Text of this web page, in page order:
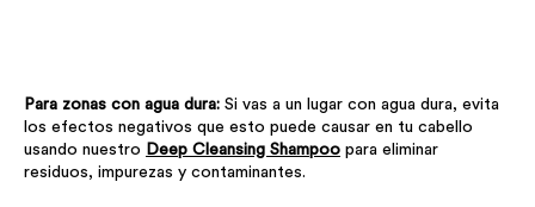
Para zonas con agua dura: Si vas a un lugar con agua dura, evita
los efectos negativos que esto puede causar en tu cabello
usando nuestro Deep Cleansing Shampoo para eliminar
residuos, impurezas y contaminantes.